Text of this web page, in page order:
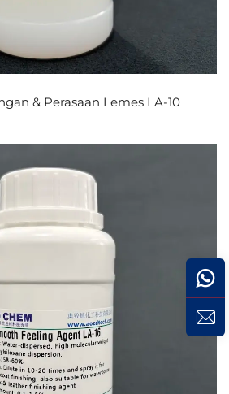
& Perasaan Lemes LA-10